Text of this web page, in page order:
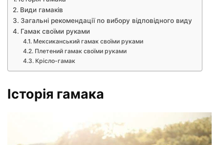
Види гамаків
Загальні рекомендації по вибору відповідного виду
Гамак своїми руками
Мексиканський гамак своїми руками
Плетений гамак своїми руками
Крісло-гамак
Історія гамака